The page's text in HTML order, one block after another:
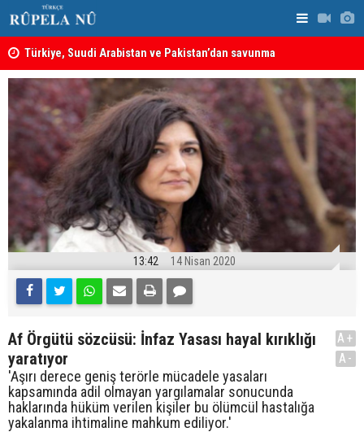
Türkiye, Suudi Arabistan ve Pakistan’dan savunma
anlaşması: Bir üyeye saldırı, tüm üyelere yapılmış
sayılacak
Önemli
13:42 14 Nisan 2020
Af Örgütü sözcüsü: İnfaz Yasası hayal kırıklığı
yaratıyor
'Aşırı derece geniş terörle mücadele yasaları
kapsamında adil olmayan yargılamalar sonucunda
haklarında hüküm verilen kişiler bu ölümcül hastalığa
yakalanma ihtimaline mahkum ediliyor.'
A+
A-